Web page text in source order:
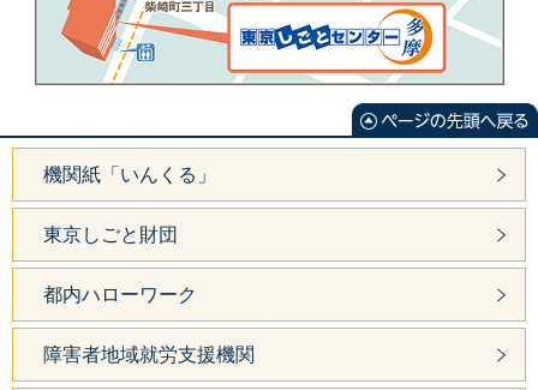
機関紙「いんくる」
東京しごと財団
都内ハローワーク
障害者地域就労支援機関